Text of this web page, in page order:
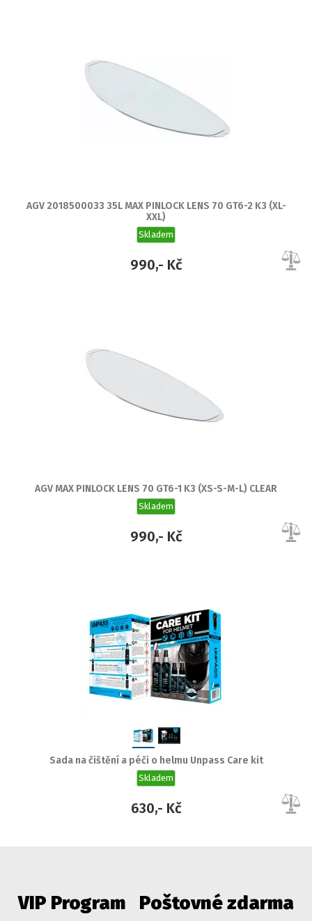
AGV 2018500033 35L MAX PINLOCK LENS 70 GT6-2 K3 (XL-
XXL)
Skladem
990,- Kč
AGV MAX PINLOCK LENS 70 GT6-1 K3 (XS-S-M-L) CLEAR
Skladem
990,- Kč
Sada na čištění a péči o helmu Unpass Care kit
Skladem
630,- Kč
VIP Program Poštovné zdarma